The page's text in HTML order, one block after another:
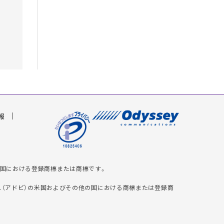
おける登録商標または商標です。
ドビ）の米国およびその他の国における商標または登録商